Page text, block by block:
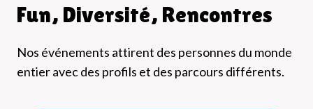
Fun, Diversité, Rencontres
Nos événements attirent des personnes du monde
entier avec des profils et des parcours différents.